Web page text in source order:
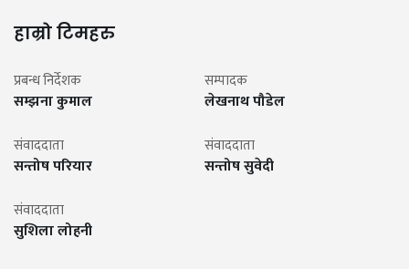
हाम्रो टिमहरु
प्रबन्ध निर्देशक
सम्झना कुमाल
सम्पादक
लेखनाथ पौडेल
संवाददाता
सन्तोष परियार
संवाददाता
सन्तोष सुवेदी
संवाददाता
सुशिला लोहनी